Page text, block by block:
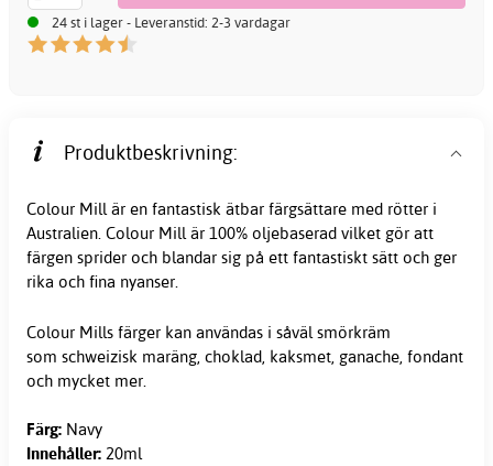
24 st i lager - Leveranstid: 2-3 vardagar
Produktbeskrivning:
Colour Mill är en fantastisk ätbar färgsättare med rötter i
Australien. Colour Mill är 100% oljebaserad vilket gör att
färgen sprider och blandar sig på ett fantastiskt sätt och ger
rika och fina nyanser.
Colour Mills färger kan användas i såväl smörkräm
som schweizisk maräng, choklad, kaksmet, ganache, fondant
och mycket mer.
Färg: Navy
Innehåller: 20ml